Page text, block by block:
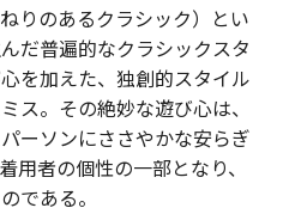
りのあるクラシック）とい
だ普遍的なクラシックスタ
を加えた、独創的スタイル
ス。その絶妙な遊び心は、
ーソンにささやかな安らぎ
用者の個性の一部となり、
である。